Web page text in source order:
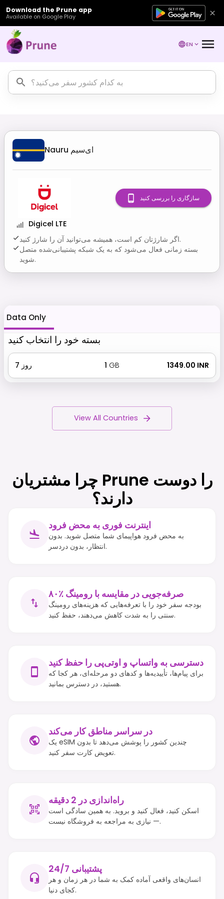
Download the Prune app
Available on Google Play
EN
Nauru ای‌سیم
Digicel LTE
اگر شارژتان کم است، همیشه می‌توانید آن را شارژ کنید.
بسته زمانی فعال می‌شود که به یک شبکه پشتیبانی‌شده متصل
شوید.
سازگاری را بررسی کنید
Data Only
بسته خود را انتخاب کنید
7 روز 1 GB ₹ 1349.00 INR
View All Countries
چرا مشتریان Prune را دوست
دارند؟
اینترنت فوری به محض فرود
به محض فرود هواپیمای شما متصل شوید. بدون
انتظار، بدون دردسر.
۸۰٪ صرفه‌جویی در مقایسه با رومینگ
بودجه سفر خود را با تعرفه‌هایی که هزینه‌های رومینگ
سنتی را به شدت کاهش می‌دهند، حفظ کنید.
دسترسی به واتساپ و او‌تی‌پی را حفظ کنید
برای پیام‌ها، تأییدیه‌ها و کدهای دو مرحله‌ای، هر کجا که
هستید، در دسترس بمانید.
در سراسر مناطق کار می‌کند
یک eSIM چندین کشور را پوشش می‌دهد تا بدون
تعویض کارت سفر کنید.
راه‌اندازی در 2 دقیقه
اسکن کنید، فعال کنید و بروید. به همین سادگی است
— نیازی به مراجعه به فروشگاه نیست.
پشتیبانی 24/7
انسان‌های واقعی آماده کمک به شما در هر زمان و هر
کجای دنیا.